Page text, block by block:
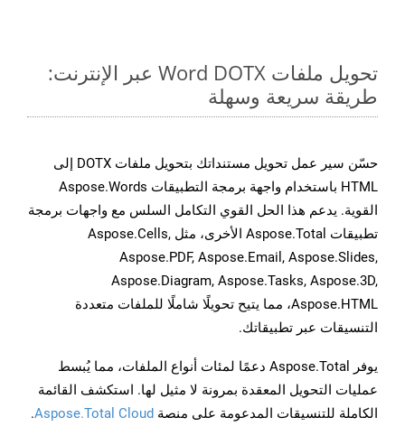
تحويل ملفات Word DOTX عبر الإنترنت:
طريقة سريعة وسهلة
حسّن سير عمل تحويل مستنداتك بتحويل ملفات DOTX إلى
HTML باستخدام واجهة برمجة التطبيقات Aspose.Words
القوية. يدعم هذا الحل القوي التكامل السلس مع واجهات برمجة
تطبيقات Aspose.Total الأخرى، مثل Aspose.Cells,
Aspose.PDF, Aspose.Email, Aspose.Slides,
Aspose.Diagram, Aspose.Tasks, Aspose.3D,
Aspose.HTML، مما يتيح تحويلًا شاملًا للملفات متعددة
التنسيقات عبر تطبيقاتك.
يوفر Aspose.Total دعمًا لمئات أنواع الملفات، مما يُبسط
عمليات التحويل المعقدة بمرونة لا مثيل لها. استكشف القائمة
الكاملة للتنسيقات المدعومة على منصة Aspose.Total Cloud
.